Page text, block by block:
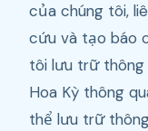
của chúng tôi,
cứu và tạo báo
tôi lưu trữ
Hoa Kỳ thông
thể lưu trữ